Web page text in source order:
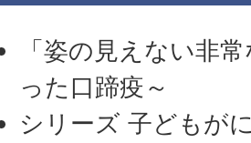
「姿の見えない非
った口蹄疫～
シリーズ 子どもが